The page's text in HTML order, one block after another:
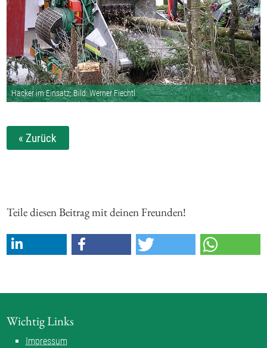
Hacker im Einsatz; Bild: Werner Fiechtl
« Zurück
Teile diesen Beitrag mit deinen Freunden!
Wichtig Links
Impressum